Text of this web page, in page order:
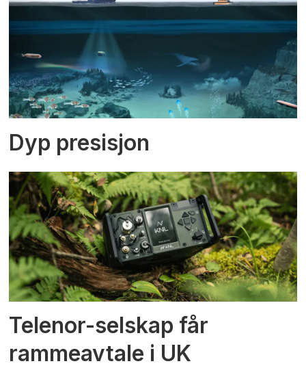
Dyp presisjon
Telenor-selskap får
rammeavtale i UK